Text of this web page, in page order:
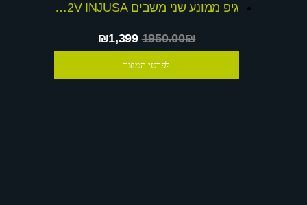
גיפ ממונע שני משבים 12V INJUSA ספרדי + מתנה בשווי 650 ש
₪1,3991950.00₪
לפרטי המוצר